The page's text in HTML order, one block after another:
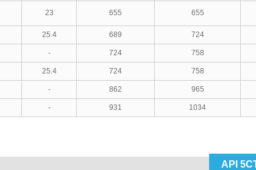
655
655
23
724
689
25.4
758
724
-
758
724
25.4
965
862
-
1034
931
-